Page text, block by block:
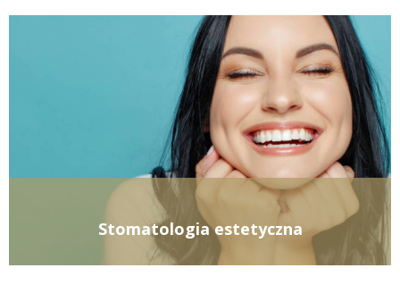
Stomatologia estetyczna